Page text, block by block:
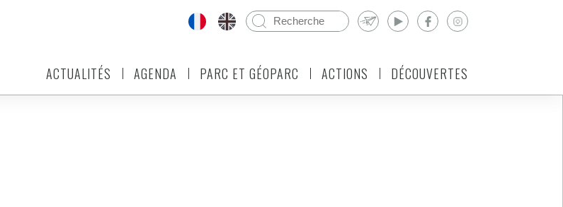
ACTUALITÉS AGENDA PARC ET GÉOPARC ACTIONS DÉCOUVERTES